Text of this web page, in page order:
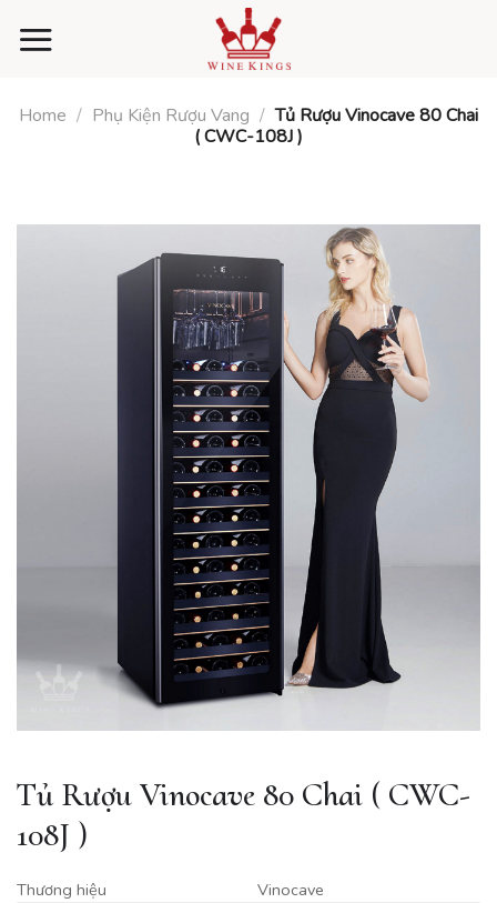
Home / Phụ Kiện Rượu Vang / Tủ Rượu Vinocave 80 Chai
( CWC-108J )
Tủ Rượu Vinocave 80 Chai ( CWC-
108J )
Thương hiệu
Vinocave